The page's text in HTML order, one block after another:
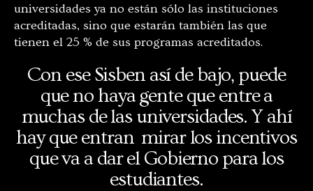
universidades ya no están sólo las instituciones
acreditadas, sino que estarán también las que
tienen el 25 % de sus programas acreditados.
Con ese Sisben así de bajo, puede
que no haya gente que entre a
muchas de las universidades. Y ahí
hay que entran mirar los incentivos
que va a dar el Gobierno para los
estudiantes.